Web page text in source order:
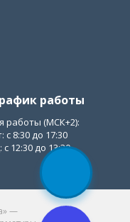
работы
работы (МСК+2):
с 8:30 до 17:30
12:30 до 13:30
—